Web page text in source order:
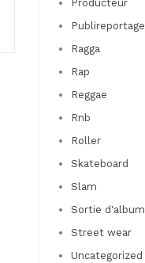
Producteur
Publireportage
Ragga
Rap
Reggae
Rnb
Roller
Skateboard
Slam
Sortie d'album
Street wear
Uncategorized